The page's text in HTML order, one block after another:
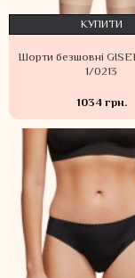
Шорти безшовні
1/0213
1034 грн.
КУПИТИ